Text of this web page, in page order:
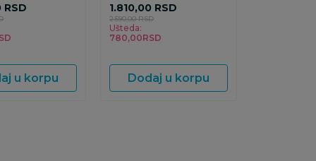
RSD
u korpu
1.810,00 RSD
2.590,00 RSD
Ušteda:
780,00RSD
Dodaj u korpu